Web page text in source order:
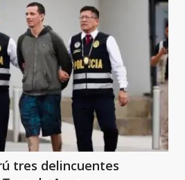
tres delincuentes